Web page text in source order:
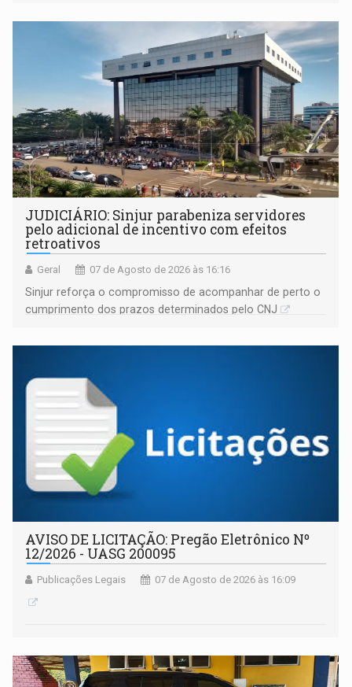
JUDICIÁRIO: Sinjur parabeniza servidores
pelo adicional de incentivo com efeitos
retroativos
Geral 07 de Agosto de 2026 às 16:16
Sinjur reforça o compromisso de acompanhar de perto o
cumprimento dos prazos determinados pelo CNJ
AVISO DE LICITAÇÃO: Pregão Eletrônico Nº
12/2026 - UASG 200095
Publicações Legais 07 de Agosto de 2026 às 16:09